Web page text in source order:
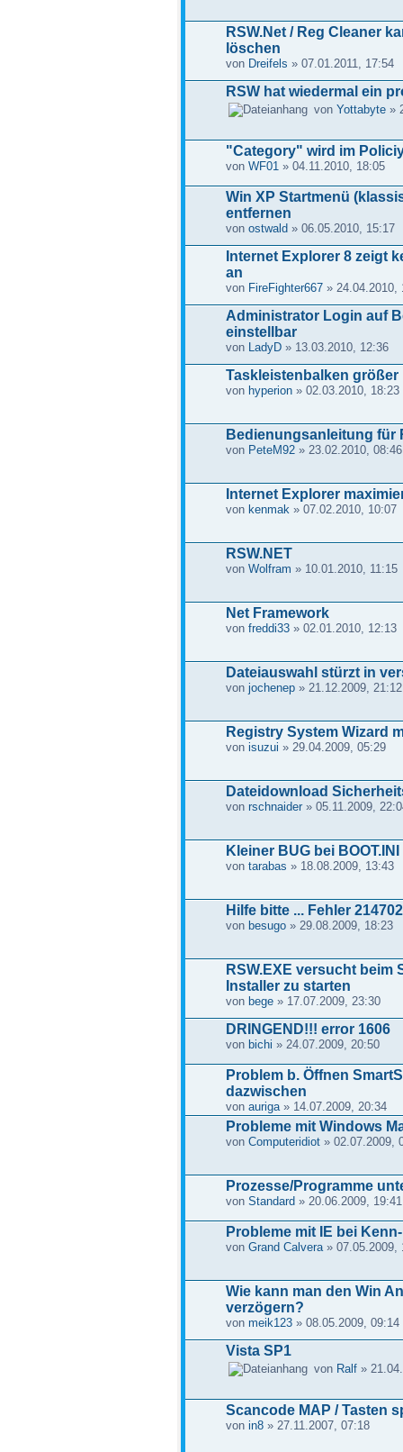
RSW.Net / Reg Cleaner
löschen
von Dreifels » 07.01.2011, 17:54
RSW hat wiedermal ein
von Yottabyte»
"Category" wird im
von WF01» 04.11.2010, 18:05
Win XP Startmenü
entfernen
von ostwald » 06.05.2010, 15:17
Internet Explorer 8 zeigt
an
von FireFighter667» 24.04.2010,
Administrator Login auf
einstellbar
von LadyD» 13.03.2010, 12:36
Taskleistenbalken größer
von hyperion» 02.03.2010, 18:23
Bedienungsanleitung für
von PeteM92» 23.02.2010, 08:46
Internet Explorer
von kenmak» 07.02.2010, 10:07
RSW.NET
von Wolfram » 10.01.2010, 11:15
Net Framework
von freddi33» 02.01.2010, 12:13
Dateiauswahl stürzt in
von jochenep» 21.12.2009, 21:12
Registry System Wizard
von isuzui » 29.04.2009, 05:29
Dateidownload
von rschnaider» 05.11.2009,
Kleiner BUG bei
von tarabas » 18.08.2009, 13:43
Hilfe bitte ... Fehler
von besugo» 29.08.2009, 18:23
RSW.EXE versucht beim
Installer zu starten
von bege» 17.07.2009, 23:30
DRINGEND!!! error 1606
von bichi » 24.07.2009, 20:50
Problem b. Öffnen
dazwischen
von auriga» 14.07.2009, 20:34
Probleme mit Windows
von Computeridiot» 02.07.2009,
Prozesse/Programme
von Standard » 20.06.2009, 19:41
Probleme mit IE bei
von Grand Calvera» 07.05.2009,
Wie kann man den Win
verzögern?
von meik123» 08.05.2009, 09:14
Vista SP1
von Ralf»
Scancode MAP / Tasten
von in8» 27.11.2007, 07:18